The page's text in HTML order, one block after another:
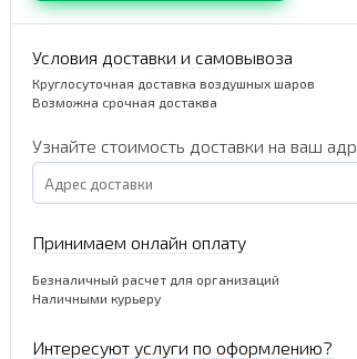
Условия доставки и самовывоза
Круглосуточная доставка воздушных шаров
Возможна срочная достаква
Узнайте стоимость доставки на ваш
Принимаем онлайн оплату
Безналичный расчет для организаций
Наличными курьеру
Интересуют услуги по оформлению?